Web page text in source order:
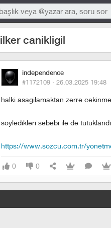
ilker canikligil
independence
#1172109 · 26.03.2025 19:48
halki asagilamaktan zerre
soyledikleri sebebi ile de
https://www.sozcu.com.tr/
0 0